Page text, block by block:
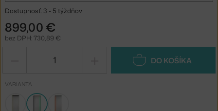
Dostupnosť: 3 - 5 týždňov
899,00 €
bez DPH: 730,89 €
DO KOŠÍKA
VARIANTA